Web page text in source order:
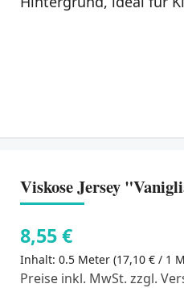
Viskose Jersey
8,55 €
Inhalt: 0.5 Meter (17,10 € / 1
Preise inkl. MwSt. zzgl.